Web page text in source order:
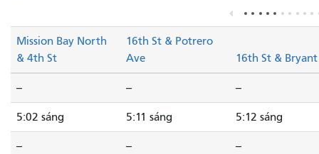
Mission Bay North
& 4th St
16th St & Potrero
Ave
16th St &
-- -- --
5:02 sáng 5:11 sáng 5:12 sáng
-- -- --